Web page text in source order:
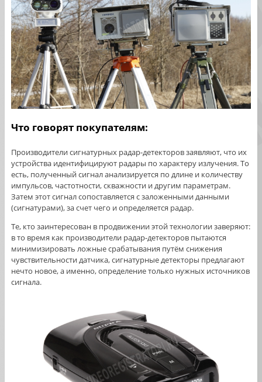
Что говорят покупателям:
Производители сигнатурных радар-детекторов заявляют, что их
устройства идентифицируют радары по характеру излучения. То
есть, полученный сигнал анализируется по длине и количеству
импульсов, частотности, скважности и другим параметрам.
Затем этот сигнал сопоставляется с заложенными данными
(сигнатурами), за счет чего и определяется радар.
Те, кто заинтересован в продвижении этой технологии заверяют:
в то время как производители радар-детекторов пытаются
минимизировать ложные срабатывания путём снижения
чувствительности датчика, сигнатурные детекторы предлагают
нечто новое, а именно, определение только нужных источников
сигнала.